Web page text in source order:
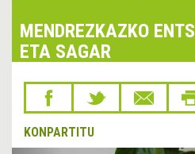
MENDREZKAZKO
ETA SAGAR
KONPARTITU